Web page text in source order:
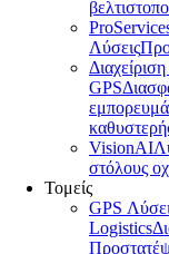
Λύσεις
GPS
VisionAI
στόλους
Τομείς
GPS
Logistics